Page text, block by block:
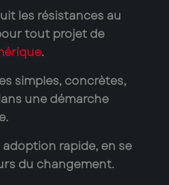
les résistances au
tout projet de
.
simples, concrètes,
une démarche
rapide, en se
du changement.